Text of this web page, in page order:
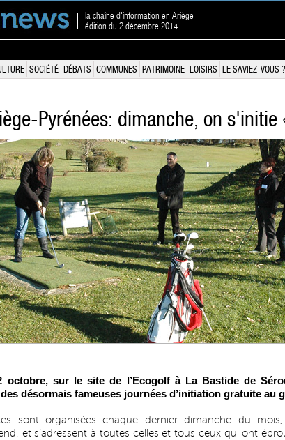
la chaîne d'information en Ariège
édition du 2 décembre 2014
SOCIÉTÉ DÉBATS COMMUNES PATRIMOINE LOISIRS LE SAVIEZ-VOUS ?
Pyrénées: dimanche, on s'initie
octobre, sur le site de l’Ecogolf à La Bastide de
désormais fameuses journées d’initiation gratuite au
sont organisées chaque dernier dimanche du
et s’adressent à toutes celles et tous ceux qui ont